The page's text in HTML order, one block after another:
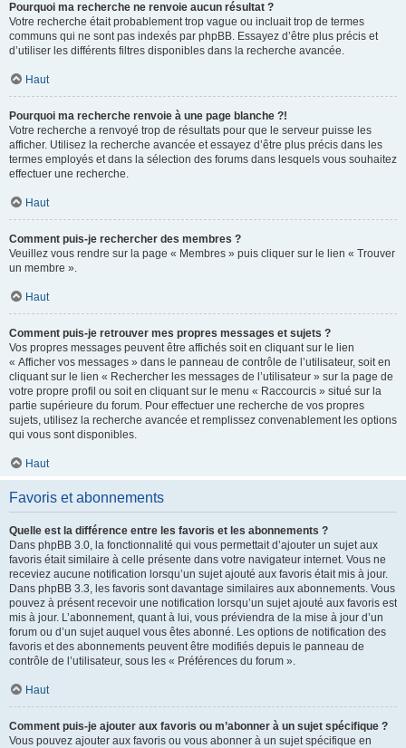
Pourquoi ma recherche ne renvoie aucun résultat ?
Votre recherche était probablement trop vague ou incluait trop de termes
communs qui ne sont pas indexés par phpBB. Essayez d’être plus précis et
d’utiliser les différents filtres disponibles dans la recherche avancée.
Haut
Pourquoi ma recherche renvoie à une page blanche ?!
Votre recherche a renvoyé trop de résultats pour que le serveur puisse les
afficher. Utilisez la recherche avancée et essayez d’être plus précis dans les
termes employés et dans la sélection des forums dans lesquels vous souhaitez
effectuer une recherche.
Haut
Comment puis-je rechercher des membres ?
Veuillez vous rendre sur la page « Membres » puis cliquer sur le lien « Trouver
un membre ».
Haut
Comment puis-je retrouver mes propres messages et sujets ?
Vos propres messages peuvent être affichés soit en cliquant sur le lien
« Afficher vos messages » dans le panneau de contrôle de l’utilisateur, soit en
cliquant sur le lien « Rechercher les messages de l’utilisateur » sur la page de
votre propre profil ou soit en cliquant sur le menu « Raccourcis » situé sur la
partie supérieure du forum. Pour effectuer une recherche de vos propres
sujets, utilisez la recherche avancée et remplissez convenablement les options
qui vous sont disponibles.
Haut
Favoris et abonnements
Quelle est la différence entre les favoris et les abonnements ?
Dans phpBB 3.0, la fonctionnalité qui vous permettait d’ajouter un sujet aux
favoris était similaire à celle présente dans votre navigateur internet. Vous ne
receviez aucune notification lorsqu’un sujet ajouté aux favoris était mis à jour.
Dans phpBB 3.3, les favoris sont davantage similaires aux abonnements. Vous
pouvez à présent recevoir une notification lorsqu’un sujet ajouté aux favoris est
mis à jour. L’abonnement, quant à lui, vous préviendra de la mise à jour d’un
forum ou d’un sujet auquel vous êtes abonné. Les options de notification des
favoris et des abonnements peuvent être modifiés depuis le panneau de
contrôle de l’utilisateur, sous les « Préférences du forum ».
Haut
Comment puis-je ajouter aux favoris ou m’abonner à un sujet spécifique ?
Vous pouvez ajouter aux favoris ou vous abonner à un sujet spécifique en